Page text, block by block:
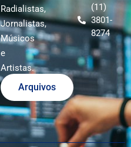
Radialistas,
Jornalistas,
Músicos
e
Artistas.
Arquivos
(11)
3801-
8274